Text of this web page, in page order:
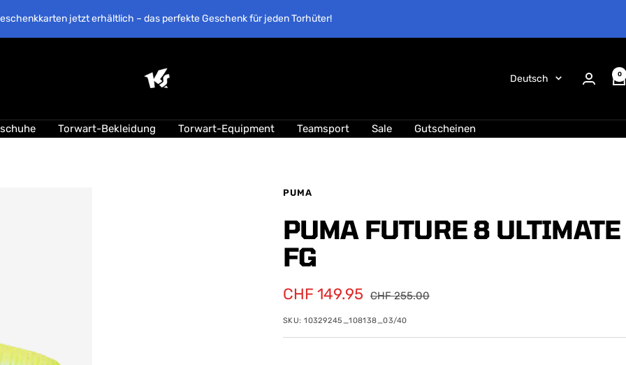
jetzt erhältlich – das perfekte Geschenk für jeden Torhüter!
Suisse
Sprache
Deutsch 0
Torwart-Bekleidung Torwart-Equipment Teamsport Sale Gutscheinen
PUMA
PUMA FUTURE 8 ULTIMATE
FG
Angebotspreis
CHF 149.95 Regulärer
CHF 255.00
SKU:10329245_108138_03/40